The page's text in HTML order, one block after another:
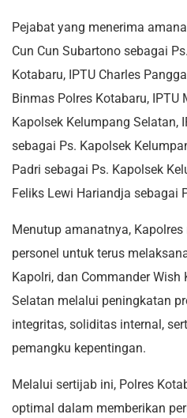
Pejabat yang menerima
Cun Cun Subartono sebagai
Kotabaru, IPTU Charles
Binmas Polres Kotabaru, IPTU
Kapolsek Kelumpang Selatan,
sebagai Ps. Kapolsek
Padri sebagai Ps. Kapolsek
Feliks Lewi Hariandja sebagai
Menutup amanatnya,
personel untuk terus
Kapolri, dan Commander
Selatan melalui peningkatan
integritas, soliditas internal,
pemangku kepentingan.
Melalui sertijab ini, Polres
optimal dalam memberikan